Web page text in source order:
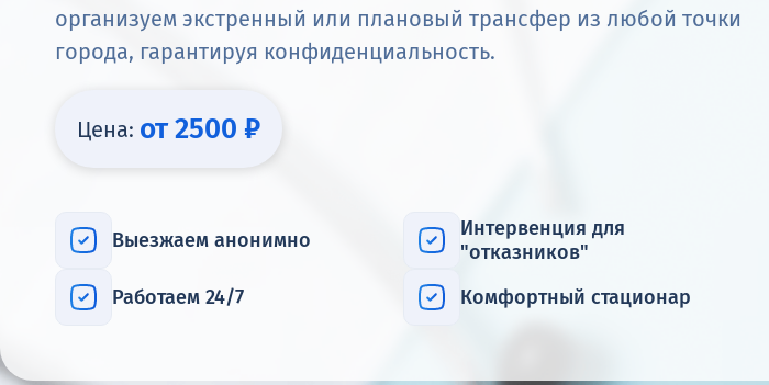
организуем экстренный или плановый трансфер из любой точки
города, гарантируя конфиденциальность.
Цена: от 2500 ₽
Выезжаем анонимно
Интервенция для
"отказников"
Работаем 24/7
Комфортный стационар